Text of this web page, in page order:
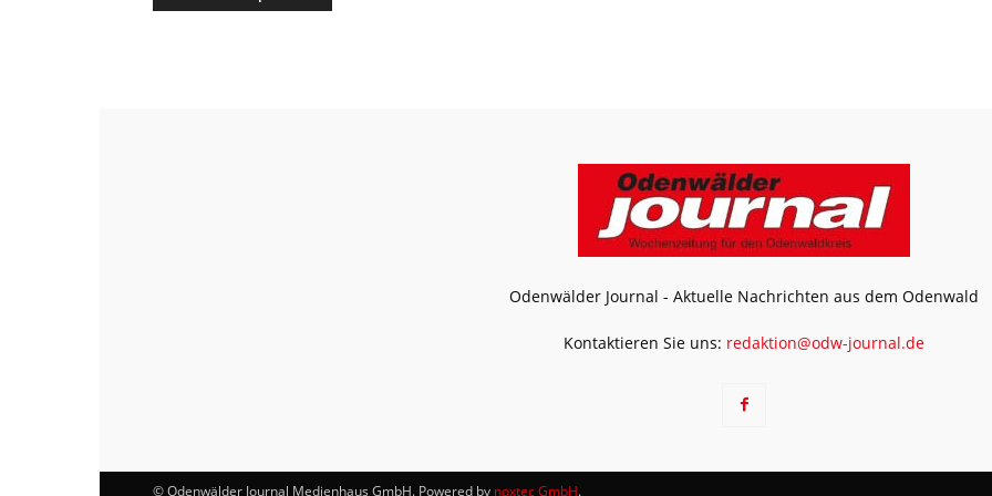
Odenwälder Journal - Aktuelle Nachrichten aus dem Odenwald
Kontaktieren Sie uns: redaktion@odw-journal.de
© Odenwälder Journal Medienhaus GmbH. Powered by noxtec GmbH.